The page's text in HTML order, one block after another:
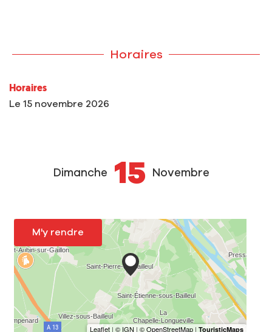
Horaires
Horaires
Le 15 novembre 2026
Dimanche 15 Novembre
M'y rendre